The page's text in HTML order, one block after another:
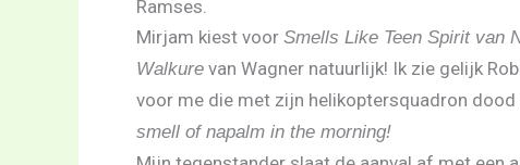
Ramses.
Mirjam kiest voor Smells Like Teen Spirit van
Walkurevan Wagner natuurlijk! Ik zie gelijk
voor me die met zijn helikoptersquadron
smell of napalm in the morning!